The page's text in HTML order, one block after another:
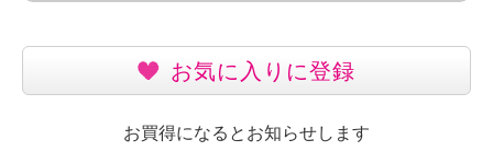
お気に入りに登録
お買得になるとお知らせします